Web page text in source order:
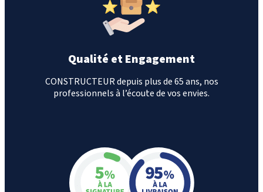
Qualité et Engagement
CONSTRUCTEUR depuis plus de 65 ans, nos
professionnels à l’écoute de vos envies.